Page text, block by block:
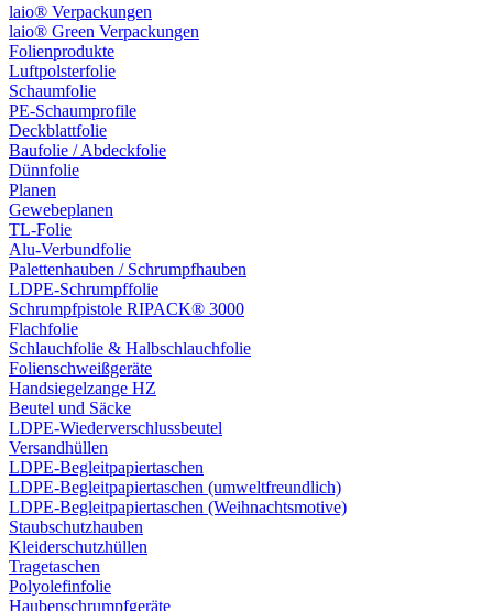
laio® Verpackungen
laio® Green Verpackungen
Folienprodukte
Luftpolsterfolie
Schaumfolie
PE-Schaumprofile
Deckblattfolie
Baufolie / Abdeckfolie
Dünnfolie
Planen
Gewebeplanen
TL-Folie
Alu-Verbundfolie
Palettenhauben / Schrumpfhauben
LDPE-Schrumpffolie
Schrumpfpistole RIPACK® 3000
Flachfolie
Schlauchfolie & Halbschlauchfolie
Folienschweißgeräte
Handsiegelzange HZ
Beutel und Säcke
LDPE-Wiederverschlussbeutel
Versandhüllen
LDPE-Begleitpapiertaschen
LDPE-Begleitpapiertaschen (umweltfreundlich)
LDPE-Begleitpapiertaschen (Weihnachtsmotive)
Staubschutzhauben
Kleiderschutzhüllen
Tragetaschen
Polyolefinfolie
Haubenschrumpfgeräte